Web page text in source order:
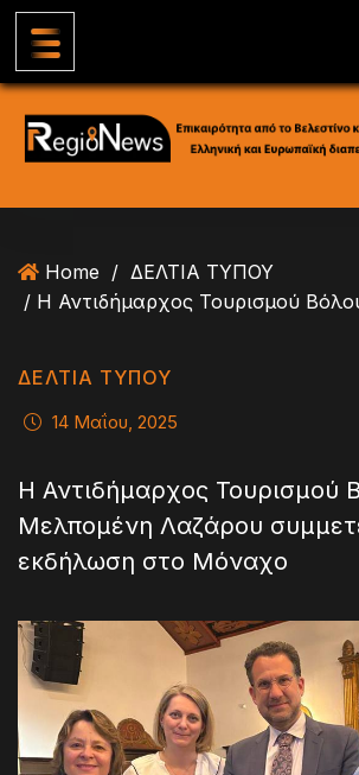
Home / ΔΕΛΤΙΑ ΤΥΠΟΥ
ΔΕΛΤΙΑ ΤΥΠΟΥ
14 Μαΐου, 2025
Η Αντιδήμαρχος Τουρισμού
Μελπομένη Λαζάρου
εκδήλωση στο Μόναχο